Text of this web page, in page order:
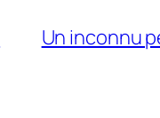
Un inconnu